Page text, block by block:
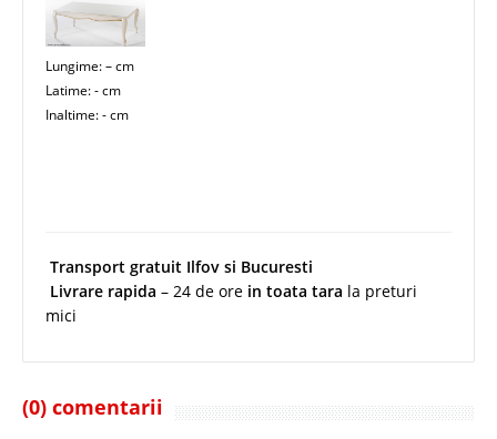
Lungime: – cm
Latime: - cm
Inaltime: - cm
Transport gratuit Ilfov si Bucuresti
Livrare rapida – 24 de ore in toata tara la preturi
mici
(0) comentarii